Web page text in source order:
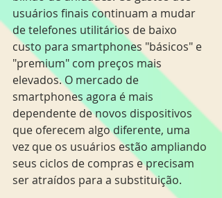
usuários finais continuam a mudar
de telefones utilitários de baixo
custo para smartphones "básicos" e
"premium" com preços mais
elevados. O mercado de
smartphones agora é mais
dependente de novos dispositivos
que oferecem algo diferente, uma
vez que os usuários estão ampliando
seus ciclos de compras e precisam
ser atraídos para a substituição.